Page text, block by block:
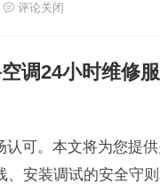
评论关闭
调24小时维修
可。本文将为您提
安装调试的安全守则